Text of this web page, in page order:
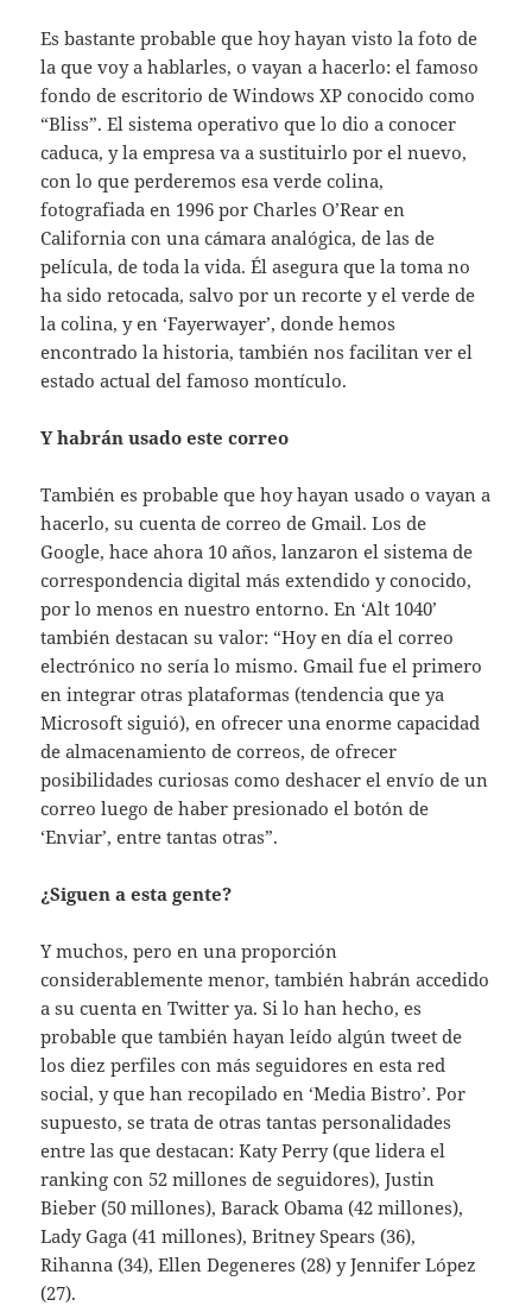
Es bastante probable que hoy hayan visto la foto de
la que voy a hablarles, o vayan a hacerlo: el famoso
fondo de escritorio de Windows XP conocido como
“Bliss”. El sistema operativo que lo dio a conocer
caduca, y la empresa va a sustituirlo por el nuevo,
con lo que perderemos esa verde colina,
fotografiada en 1996 por Charles O’Rear en
California con una cámara analógica, de las de
película, de toda la vida. Él asegura que la toma no
ha sido retocada, salvo por un recorte y el verde de
la colina, y en ‘Fayerwayer’, donde hemos
encontrado la historia, también nos facilitan ver el
estado actual del famoso montículo.
Y habrán usado este correo
También es probable que hoy hayan usado o vayan a
hacerlo, su cuenta de correo de Gmail. Los de
Google, hace ahora 10 años, lanzaron el sistema de
correspondencia digital más extendido y conocido,
por lo menos en nuestro entorno. En ‘Alt 1040’
también destacan su valor: “Hoy en día el correo
electrónico no sería lo mismo. Gmail fue el primero
en integrar otras plataformas (tendencia que ya
Microsoft siguió), en ofrecer una enorme capacidad
de almacenamiento de correos, de ofrecer
posibilidades curiosas como deshacer el envío de un
correo luego de haber presionado el botón de
‘Enviar’, entre tantas otras”.
¿Siguen a esta gente?
Y muchos, pero en una proporción
considerablemente menor, también habrán accedido
a su cuenta en Twitter ya. Si lo han hecho, es
probable que también hayan leído algún tweet de
los diez perfiles con más seguidores en esta red
social, y que han recopilado en ‘Media Bistro’. Por
supuesto, se trata de otras tantas personalidades
entre las que destacan: Katy Perry (que lidera el
ranking con 52 millones de seguidores), Justin
Bieber (50 millones), Barack Obama (42 millones),
Lady Gaga (41 millones), Britney Spears (36),
Rihanna (34), Ellen Degeneres (28) y Jennifer López
(27).